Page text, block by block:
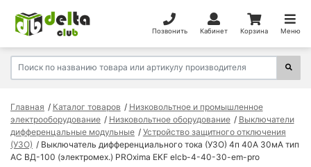
Позвонить Кабинет Корзина Меню
Главная Каталог товаров
Низковольтное и промышленное
электрооборудование
Низковольтное оборудование
Выключатели
дифференцальные модульные
Устройство защитного отключения
(УЗО)
Выключатель дифференциального тока (УЗО) 4п 40А 30мА тип
AC ВД-100 (электромех.) PROxima EKF elcb-4-40-30-em-pro